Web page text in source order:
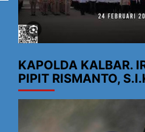
KAPOLDA KALBAR.
PIPIT RISMANTO,